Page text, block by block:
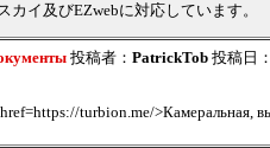
カイ及びEZwebに対応しています。
投稿者： PatrickTob 投稿日
turbion.me/>Камеральная,